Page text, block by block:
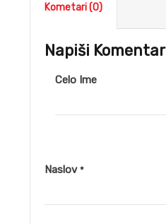
Kometari (0)
Napiši Komentar
Celo Ime
Naslov *